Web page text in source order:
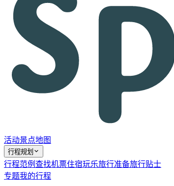
活动景点地图
行程规划
行程范例 查找机票住宿玩乐旅行准备旅行贴士
专题我的行程